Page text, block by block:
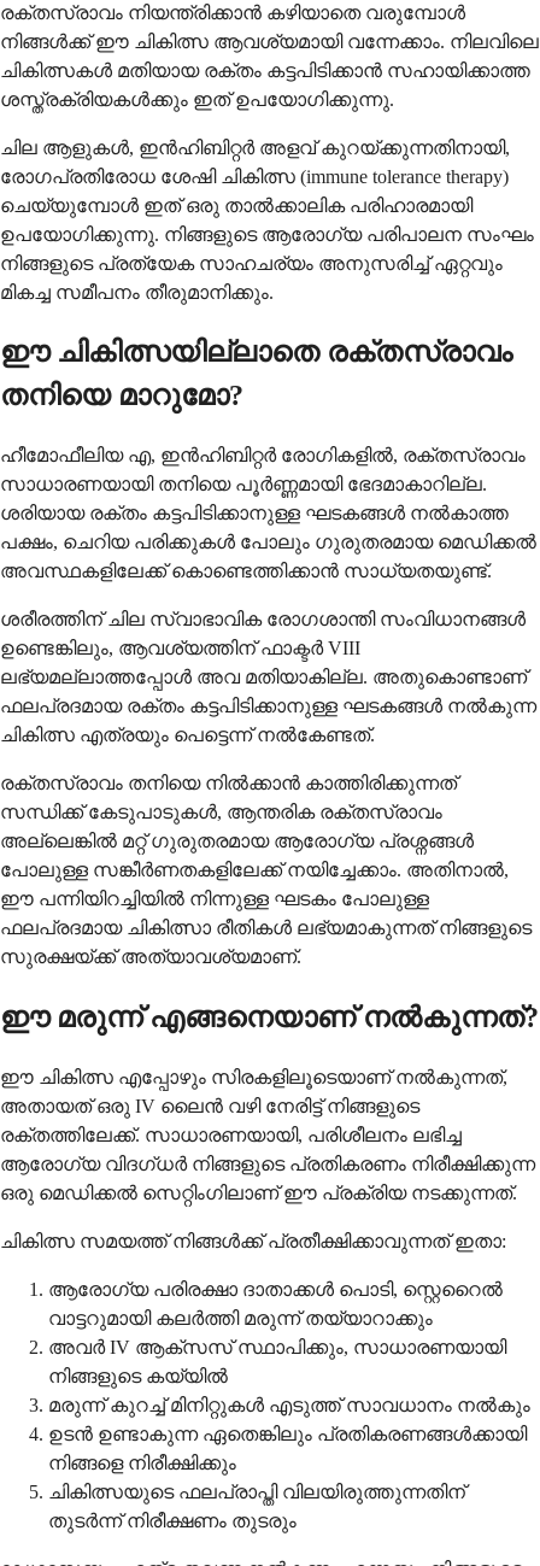
രക്തസ്രാവം നിയന്ത്രിക്കാൻ കഴിയാതെ വരുമ്പോൾ
നിങ്ങൾക്ക് ഈ ചികിത്സ ആവശ്യമായി വന്നേക്കാം. നിലവിലെ
ചികിത്സകൾ മതിയായ രക്തം കട്ടപിടിക്കാൻ സഹായിക്കാത്ത
ശസ്ത്രക്രിയകൾക്കും ഇത് ഉപയോഗിക്കുന്നു.
ചില ആളുകൾ, ഇൻഹിബിറ്റർ അളവ് കുറയ്ക്കുന്നതിനായി,
രോഗപ്രതിരോധ ശേഷി ചികിത്സ (immune tolerance therapy)
ചെയ്യുമ്പോൾ ഇത് ഒരു താൽക്കാലിക പരിഹാരമായി
ഉപയോഗിക്കുന്നു. നിങ്ങളുടെ ആരോഗ്യ പരിപാലന സംഘം
നിങ്ങളുടെ പ്രത്യേക സാഹചര്യം അനുസരിച്ച് ഏറ്റവും
മികച്ച സമീപനം തീരുമാനിക്കും.
ഈ ചികിത്സയില്ലാതെ രക്തസ്രാവം
തനിയെ മാറുമോ?
ഹീമോഫീലിയ എ, ഇൻഹിബിറ്റർ രോഗികളിൽ, രക്തസ്രാവം
സാധാരണയായി തനിയെ പൂർണ്ണമായി ഭേദമാകാറില്ല.
ശരിയായ രക്തം കട്ടപിടിക്കാനുള്ള ഘടകങ്ങൾ നൽകാത്ത
പക്ഷം, ചെറിയ പരിക്കുകൾ പോലും ഗുരുതരമായ മെഡിക്കൽ
അവസ്ഥകളിലേക്ക് കൊണ്ടെത്തിക്കാൻ സാധ്യതയുണ്ട്.
ശരീരത്തിന് ചില സ്വാഭാവിക രോഗശാന്തി സംവിധാനങ്ങൾ
ഉണ്ടെങ്കിലും, ആവശ്യത്തിന് ഫാക്ടർ VIII
ലഭ്യമല്ലാത്തപ്പോൾ അവ മതിയാകില്ല. അതുകൊണ്ടാണ്
ഫലപ്രദമായ രക്തം കട്ടപിടിക്കാനുള്ള ഘടകങ്ങൾ നൽകുന്ന
ചികിത്സ എത്രയും പെട്ടെന്ന് നൽകേണ്ടത്.
രക്തസ്രാവം തനിയെ നിൽക്കാൻ കാത്തിരിക്കുന്നത്
സന്ധിക്ക് കേടുപാടുകൾ, ആന്തരിക രക്തസ്രാവം
അല്ലെങ്കിൽ മറ്റ് ഗുരുതരമായ ആരോഗ്യ പ്രശ്നങ്ങൾ
പോലുള്ള സങ്കീർണതകളിലേക്ക് നയിച്ചേക്കാം. അതിനാൽ,
ഈ പന്നിയിറച്ചിയിൽ നിന്നുള്ള ഘടകം പോലുള്ള
ഫലപ്രദമായ ചികിത്സാ രീതികൾ ലഭ്യമാകുന്നത് നിങ്ങളുടെ
സുരക്ഷയ്ക്ക് അത്യാവശ്യമാണ്.
ഈ മരുന്ന് എങ്ങനെയാണ് നൽകുന്നത്?
ഈ ചികിത്സ എപ്പോഴും സിരകളിലൂടെയാണ് നൽകുന്നത്,
അതായത് ഒരു IV ലൈൻ വഴി നേരിട്ട് നിങ്ങളുടെ
രക്തത്തിലേക്ക്. സാധാരണയായി, പരിശീലനം ലഭിച്ച
ആരോഗ്യ വിദഗ്ധർ നിങ്ങളുടെ പ്രതികരണം നിരീക്ഷിക്കുന്ന
ഒരു മെഡിക്കൽ സെറ്റിംഗിലാണ് ഈ പ്രക്രിയ നടക്കുന്നത്.
ചികിത്സ സമയത്ത് നിങ്ങൾക്ക് പ്രതീക്ഷിക്കാവുന്നത് ഇതാ:
ആരോഗ്യ പരിരക്ഷാ ദാതാക്കൾ പൊടി, സ്റ്റെറൈൽ
വാട്ടറുമായി കലർത്തി മരുന്ന് തയ്യാറാക്കും
അവർ IV ആക്സസ് സ്ഥാപിക്കും, സാധാരണയായി
നിങ്ങളുടെ കയ്യിൽ
മരുന്ന് കുറച്ച് മിനിറ്റുകൾ എടുത്ത് സാവധാനം നൽകും
ഉടൻ ഉണ്ടാകുന്ന ഏതെങ്കിലും പ്രതികരണങ്ങൾക്കായി
നിങ്ങളെ നിരീക്ഷിക്കും
ചികിത്സയുടെ ഫലപ്രാപ്തി വിലയിരുത്തുന്നതിന്
തുടർന്ന് നിരീക്ഷണം തുടരും